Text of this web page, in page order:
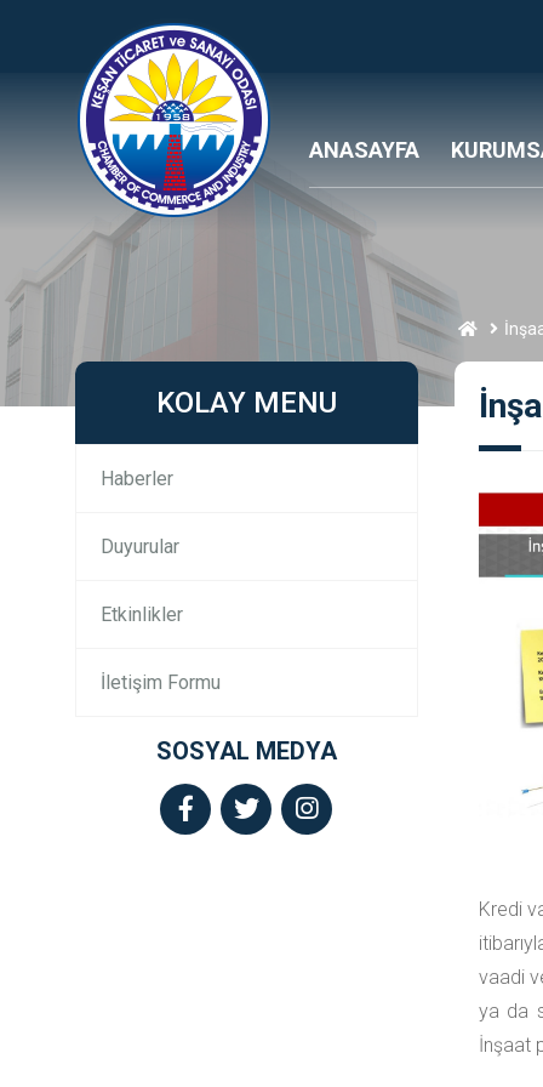
ANASAYFA
KOLAY MENU
Haberler
Duyurular
Etkinlikler
İletişim Formu
SOSYAL MEDYA
Kredi
vaadi
ya da
İnşaat